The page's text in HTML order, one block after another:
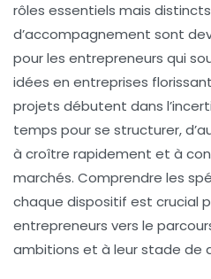
rôles essentiels mais
d’accompagnement sont
pour les entrepreneurs qui
idées en entreprises
projets débutent dans
temps pour se structurer,
à croître rapidement et à
marchés. Comprendre les
chaque dispositif est crucial
entrepreneurs vers le
ambitions et à leur stade de